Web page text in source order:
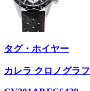
タグ・ホイヤー
カレラ クロノグラフ